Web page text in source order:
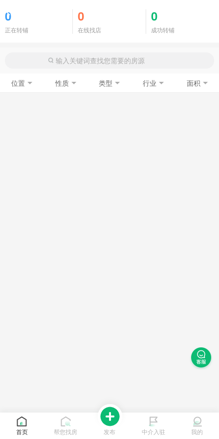
0
正在转铺
0
在线找店
0
成功转铺
位置 性质 类型 行业 面积
首页 帮您找房 发布 中介入驻 我的